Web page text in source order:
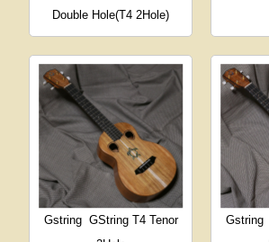
Double Hole(T4 2Hole)
Gstring GString T4 Tenor
Gstring